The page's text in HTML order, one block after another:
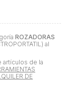
ROZADORAS
al
artículos de la
DE